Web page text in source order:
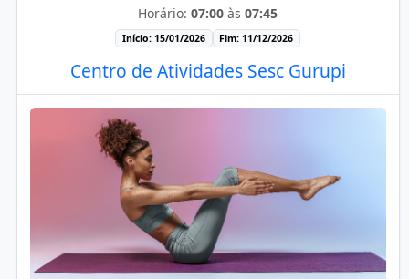
Horário: 07:00 às 07:45
Início: 15/01/2026 Fim: 11/12/2026
Centro de Atividades Sesc Gurupi